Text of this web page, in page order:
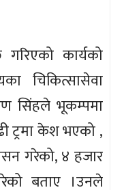
कार्यको
चिकित्सासेवा
सिंहले भूकम्पमा
ट्रमा केश भएको ,
गरेको, ४ हजार
बताए ।उनले